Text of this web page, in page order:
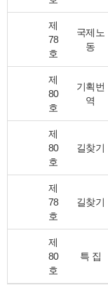
제
78
호
국제노
동
제
80
호
기획번
역
제
80
호
길찾기
제
78
호
길찾기
제
80
호
특 집